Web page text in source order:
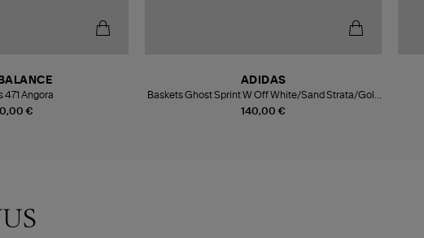
€
471 Angora
140,00 €
ADIDAS
Baskets Ghost Sprint W Off White/Sand Strata/Gold
Met.